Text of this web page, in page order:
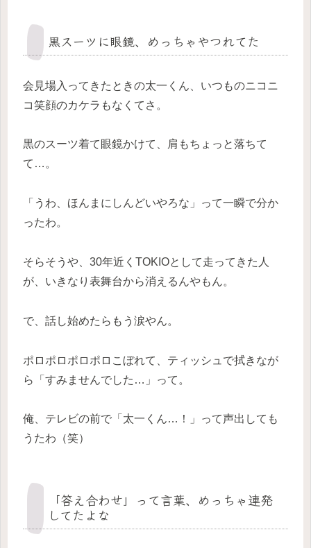
黒スーツに眼鏡、めっちゃやつれてた
会見場入ってきたときの太一くん、いつものニコニ
コ笑顔のカケラもなくてさ。
黒のスーツ着て眼鏡かけて、肩もちょっと落ちて
て…。
「うわ、ほんまにしんどいやろな」って一瞬で分か
ったわ。
そらそうや、30年近くTOKIOとして走ってきた人
が、いきなり表舞台から消えるんやもん。
で、話し始めたらもう涙やん。
ポロポロポロポロこぼれて、ティッシュで拭きなが
ら「すみませんでした…」って。
俺、テレビの前で「太一くん…！」って声出しても
うたわ（笑）
「答え合わせ」って言葉、めっちゃ連発
してたよな